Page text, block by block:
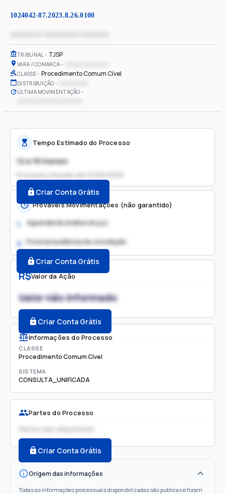
1024042-87.2023.8.26.0100
TRIBUNAL TJSP
VARA / COMARCA
CLASSE Procedimento Comum Cível
DISTRIBUIÇÃO
ÚLTIMA MOVIMENTAÇÃO
R$Valor da Ação
Valor não informado
Criar Conta Grátis
Informações do Processo
CLASSE
Procedimento Comum Cível
SISTEMA
CONSULTA_UNIFICADA
Partes do Processo
Partes não disponíveis
Criar Conta Grátis
Origem das informações
Todas as informações processuais disponibilizadas são públicas e foram
Tempo Estimado do Processo
12 a 18 meses
Processo iniciado em
Criar Conta Grátis
Prováveis Movimentações (não garantido)
1. Aguardando análise do juiz
2. Possível audiência de conciliação
Criar Conta Grátis